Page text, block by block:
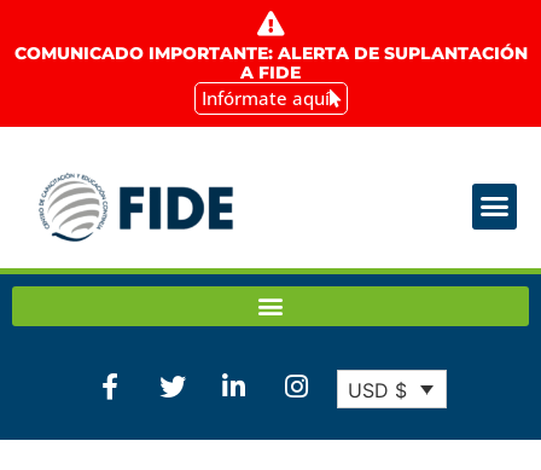
COMUNICADO IMPORTANTE: ALERTA DE SUPLANTACIÓN
A FIDE
Infórmate aquí
USD $